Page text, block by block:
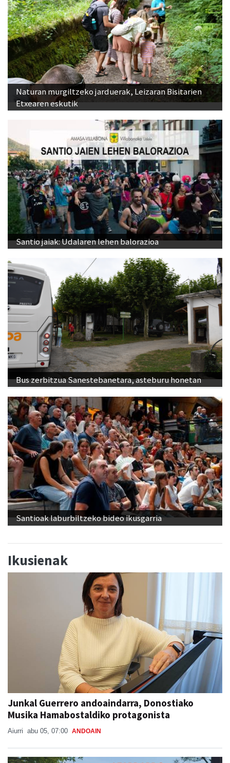
Naturan murgiltzeko jarduerak, Leizaran Bisitarien
Etxearen eskutik
Santio jaiak: Udalaren lehen balorazioa
Bus zerbitzua Sanestebanetara, asteburu honetan
Santioak laburbiltzeko bideo ikusgarria
Ikusienak
Junkal Guerrero andoaindarra, Donostiako
Musika Hamabostaldiko protagonista
Aiurri abu 05, 07:00 ANDOAIN